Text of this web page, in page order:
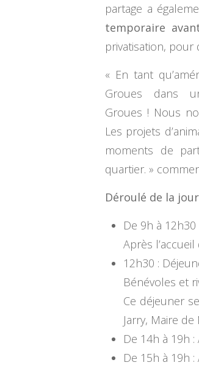
partage a
temporaire
privatisation,
« En tant
Groues dans
Groues ! Nous
Les projets
moments de
quartier. »
Déroulé de la
De 9h à
Après
12h30 :
Bénévoles et
Ce déjeuner
Jarry, Maire
De 14h à 19h
De 15h à 19h